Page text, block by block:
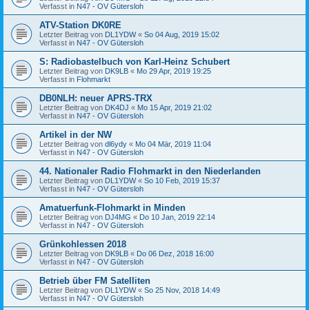
Verfasst in N47 - OV Gütersloh
ATV-Station DK0RE
Letzter Beitrag von DL1YDW« So 04 Aug, 2019 15:02
Verfasst in N47 - OV Gütersloh
S: Radiobastelbuch von Karl-Heinz Schubert
Letzter Beitrag von DK9LB « Mo 29 Apr, 2019 19:25
Verfasst in Flohmarkt
DB0NLH: neuer APRS-TRX
Letzter Beitrag von DK4DJ « Mo 15 Apr, 2019 21:02
Verfasst in N47 - OV Gütersloh
Artikel in der NW
Letzter Beitrag von dl6ydy « Mo 04 Mär, 2019 11:04
Verfasst in N47 - OV Gütersloh
44. Nationaler Radio Flohmarkt in den Niederlanden
Letzter Beitrag von DL1YDW« So 10 Feb, 2019 15:37
Verfasst in N47 - OV Gütersloh
Amatuerfunk-Flohmarkt in Minden
Letzter Beitrag von DJ4MG « Do 10 Jan, 2019 22:14
Verfasst in N47 - OV Gütersloh
Grünkohlessen 2018
Letzter Beitrag von DK9LB « Do 06 Dez, 2018 16:00
Verfasst in N47 - OV Gütersloh
Betrieb über FM Satelliten
Letzter Beitrag von DL1YDW« So 25 Nov, 2018 14:49
Verfasst in N47 - OV Gütersloh